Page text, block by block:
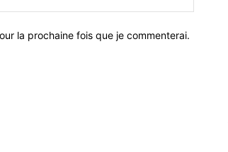
:
la prochaine fois que je commenterai.